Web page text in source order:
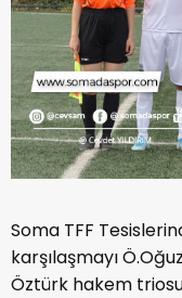
Soma TFF
karşılaşmayı
Öztürk hakem